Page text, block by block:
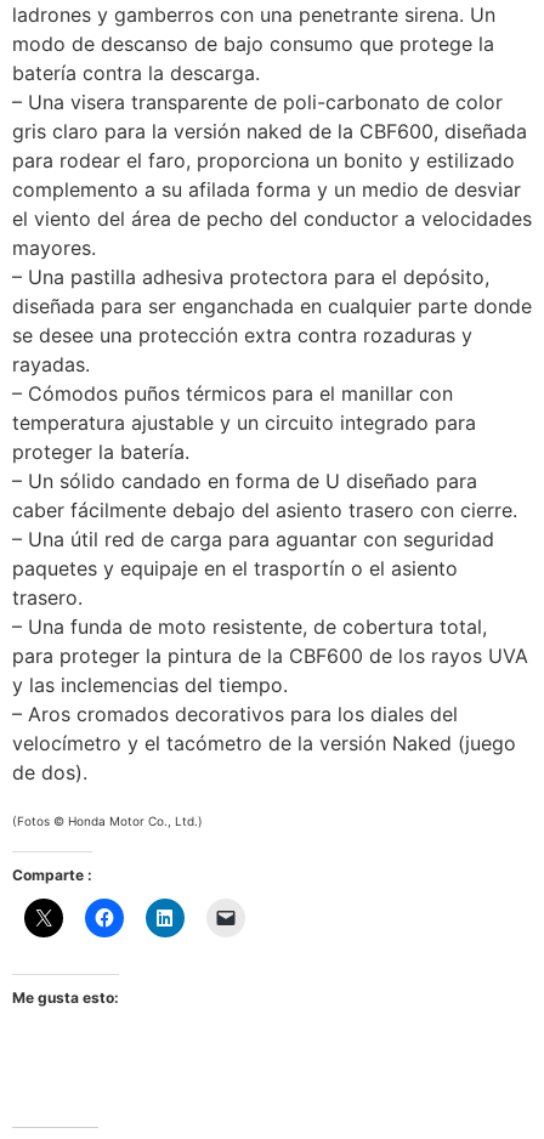
ladrones y gamberros con una penetrante sirena. Un
modo de descanso de bajo consumo que protege la
batería contra la descarga.
– Una visera transparente de poli-carbonato de color
gris claro para la versión naked de la CBF600, diseñada
para rodear el faro, proporciona un bonito y estilizado
complemento a su afilada forma y un medio de desviar
el viento del área de pecho del conductor a velocidades
mayores.
– Una pastilla adhesiva protectora para el depósito,
diseñada para ser enganchada en cualquier parte donde
se desee una protección extra contra rozaduras y
rayadas.
– Cómodos puños térmicos para el manillar con
temperatura ajustable y un circuito integrado para
proteger la batería.
– Un sólido candado en forma de U diseñado para
caber fácilmente debajo del asiento trasero con cierre.
– Una útil red de carga para aguantar con seguridad
paquetes y equipaje en el trasportín o el asiento
trasero.
– Una funda de moto resistente, de cobertura total,
para proteger la pintura de la CBF600 de los rayos UVA
y las inclemencias del tiempo.
– Aros cromados decorativos para los diales del
velocímetro y el tacómetro de la versión Naked (juego
de dos).
(Fotos © Honda Motor Co., Ltd.)
Comparte :
Me gusta esto: